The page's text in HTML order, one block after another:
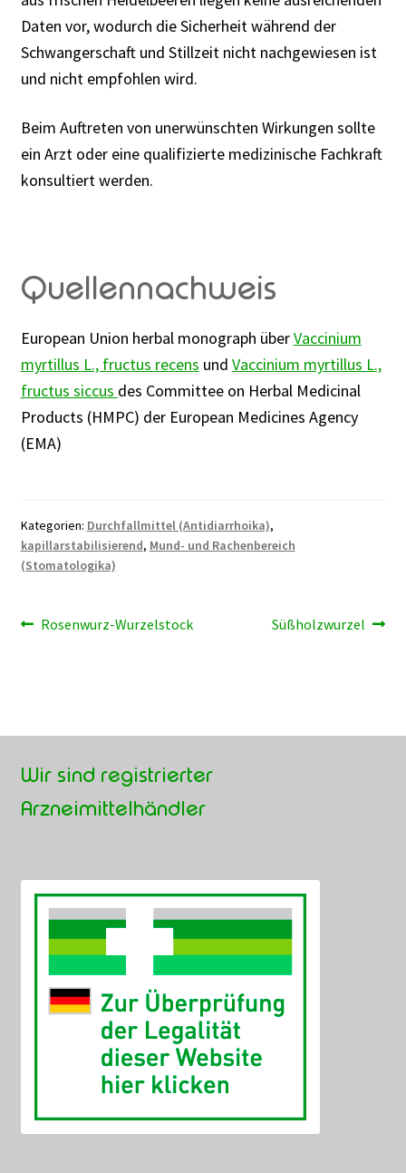
Daten vor, wodurch die Sicherheit während der
Schwangerschaft und Stillzeit nicht nachgewiesen ist
und nicht empfohlen wird.
Beim Auftreten von unerwünschten Wirkungen sollte
ein Arzt oder eine qualifizierte medizinische Fachkraft
konsultiert werden.
Quellennachweis
European Union herbal monograph überVaccinium
myrtillus L., fructus recens und Vaccinium myrtillus L.,
fructus siccus des Committee on Herbal Medicinal
Products (HMPC) der European Medicines Agency
(EMA)
Kategorien: Durchfallmittel (Antidiarrhoika),
kapillarstabilisierend, Mund- und Rachenbereich
(Stomatologika)
Beitragsnavigation
Vorheriger
Rosenwurz-Wurzelstock
Nächster
Süßholzwurzel
Wir sind registrierter
Arzneimittelhändler